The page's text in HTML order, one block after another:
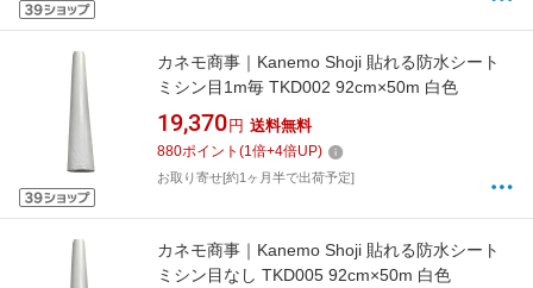
カネモ商事｜Kanemo Shoji 貼れる防水シート
ミシン目1m毎 TKD002 92cm×50m 白色
19,370 円 送料無料
880ポイント (1倍+4倍UP)
お取り寄せ[約1ヶ月半で出荷予定]
カネモ商事｜Kanemo Shoji 貼れる防水シート
ミシン目なし TKD005 92cm×50m 白色